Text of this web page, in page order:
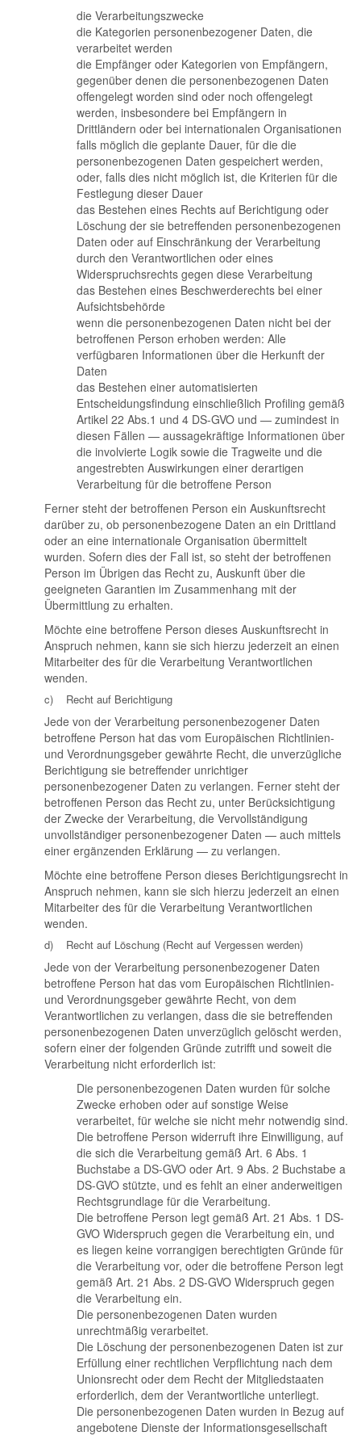
die Verarbeitungszwecke
die Kategorien personenbezogener Daten, die
verarbeitet werden
die Empfänger oder Kategorien von Empfängern,
gegenüber denen die personenbezogenen Daten
offengelegt worden sind oder noch offengelegt
werden, insbesondere bei Empfängern in
Drittländern oder bei internationalen Organisationen
falls möglich die geplante Dauer, für die die
personenbezogenen Daten gespeichert werden,
oder, falls dies nicht möglich ist, die Kriterien für die
Festlegung dieser Dauer
das Bestehen eines Rechts auf Berichtigung oder
Löschung der sie betreffenden personenbezogenen
Daten oder auf Einschränkung der Verarbeitung
durch den Verantwortlichen oder eines
Widerspruchsrechts gegen diese Verarbeitung
das Bestehen eines Beschwerderechts bei einer
Aufsichtsbehörde
wenn die personenbezogenen Daten nicht bei der
betroffenen Person erhoben werden: Alle
verfügbaren Informationen über die Herkunft der
Daten
das Bestehen einer automatisierten
Entscheidungsfindung einschließlich Profiling gemäß
Artikel 22 Abs.1 und 4 DS-GVO und — zumindest in
diesen Fällen — aussagekräftige Informationen über
die involvierte Logik sowie die Tragweite und die
angestrebten Auswirkungen einer derartigen
Verarbeitung für die betroffene Person
Ferner steht der betroffenen Person ein Auskunftsrecht
darüber zu, ob personenbezogene Daten an ein Drittland
oder an eine internationale Organisation übermittelt
wurden. Sofern dies der Fall ist, so steht der betroffenen
Person im Übrigen das Recht zu, Auskunft über die
geeigneten Garantien im Zusammenhang mit der
Übermittlung zu erhalten.
Möchte eine betroffene Person dieses Auskunftsrecht in
Anspruch nehmen, kann sie sich hierzu jederzeit an einen
Mitarbeiter des für die Verarbeitung Verantwortlichen
wenden.
c) Recht auf Berichtigung
Jede von der Verarbeitung personenbezogener Daten
betroffene Person hat das vom Europäischen Richtlinien-
und Verordnungsgeber gewährte Recht, die unverzügliche
Berichtigung sie betreffender unrichtiger
personenbezogener Daten zu verlangen. Ferner steht der
betroffenen Person das Recht zu, unter Berücksichtigung
der Zwecke der Verarbeitung, die Vervollständigung
unvollständiger personenbezogener Daten — auch mittels
einer ergänzenden Erklärung — zu verlangen.
Möchte eine betroffene Person dieses Berichtigungsrecht in
Anspruch nehmen, kann sie sich hierzu jederzeit an einen
Mitarbeiter des für die Verarbeitung Verantwortlichen
wenden.
d) Recht auf Löschung (Recht auf Vergessen werden)
Jede von der Verarbeitung personenbezogener Daten
betroffene Person hat das vom Europäischen Richtlinien-
und Verordnungsgeber gewährte Recht, von dem
Verantwortlichen zu verlangen, dass die sie betreffenden
personenbezogenen Daten unverzüglich gelöscht werden,
sofern einer der folgenden Gründe zutrifft und soweit die
Verarbeitung nicht erforderlich ist:
Die personenbezogenen Daten wurden für solche
Zwecke erhoben oder auf sonstige Weise
verarbeitet, für welche sie nicht mehr notwendig sind.
Die betroffene Person widerruft ihre Einwilligung, auf
die sich die Verarbeitung gemäß Art. 6 Abs. 1
Buchstabe a DS-GVO oder Art. 9 Abs. 2 Buchstabe a
DS-GVO stützte, und es fehlt an einer anderweitigen
Rechtsgrundlage für die Verarbeitung.
Die betroffene Person legt gemäß Art. 21 Abs. 1 DS-
GVO Widerspruch gegen die Verarbeitung ein, und
es liegen keine vorrangigen berechtigten Gründe für
die Verarbeitung vor, oder die betroffene Person legt
gemäß Art. 21 Abs. 2 DS-GVO Widerspruch gegen
die Verarbeitung ein.
Die personenbezogenen Daten wurden
unrechtmäßig verarbeitet.
Die Löschung der personenbezogenen Daten ist zur
Erfüllung einer rechtlichen Verpflichtung nach dem
Unionsrecht oder dem Recht der Mitgliedstaaten
erforderlich, dem der Verantwortliche unterliegt.
Die personenbezogenen Daten wurden in Bezug auf
angebotene Dienste der Informationsgesellschaft